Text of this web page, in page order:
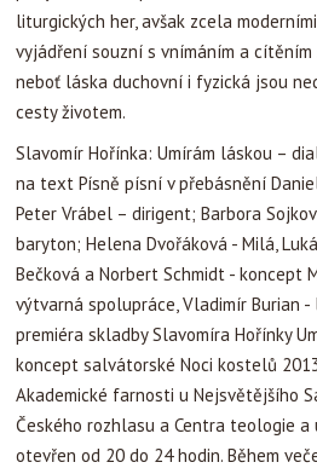
liturgických her, avšak zcela
vyjádření souzní s vnímáním a
neboť láska duchovní i fyzická jsou
cesty životem.
Slavomír Hořínka: Umírám láskou –
na text Písně písní v přebásnění
Peter Vrábel – dirigent; Barbora
baryton; Helena Dvořáková - Milá,
Bečková a Norbert Schmidt - koncept
výtvarná spolupráce, Vladimír Burian
premiéra skladby Slavomíra Hořínky
koncept salvátorské Noci kostelů
Akademické farnosti u Nejsvětějšího
Českého rozhlasu a Centra teologie a
otevřen od 20 do 24 hodin. Během